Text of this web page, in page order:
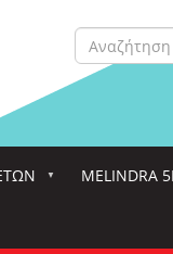
Search
Αναζήτηση
MELINDRA